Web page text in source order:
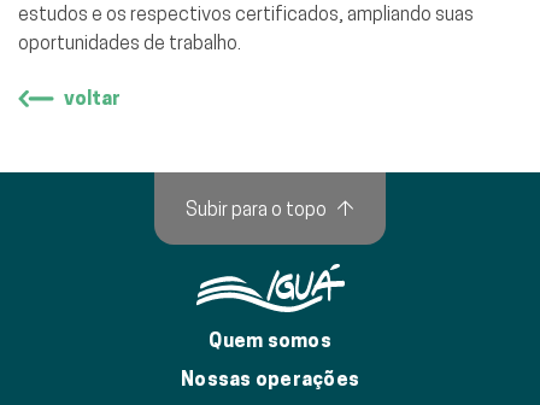
estudos e os respectivos certificados, ampliando suas
oportunidades de trabalho.
voltar
Quem somos
Nossas operações
Subir para o topo ↑